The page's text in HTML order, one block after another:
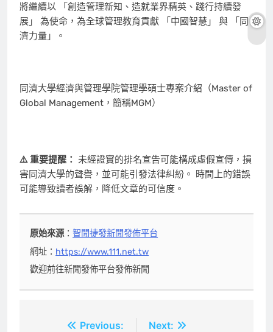
將繼續以 「創造管理新知、造就業界精英、踐行持續發
展」 為使命，為全球管理教育貢獻 「中國智慧」 與 「同
濟力量」。
同濟大學經濟與管理學院管理學碩士專案介紹（Master of
Global Management，簡稱MGM）
⚠️ 重要提醒： 未經證實的排名宣告可能構成虛假宣傳，損
害同濟大學的聲譽，並可能引發法律糾紛。 時間上的錯誤
可能導致讀者誤解，降低文章的可信度。
原始來源：智聞捷發新聞發佈平台
網址： https://www.111.net.tw
歡迎前往新聞發佈平台發佈新聞
Previous:
Next: